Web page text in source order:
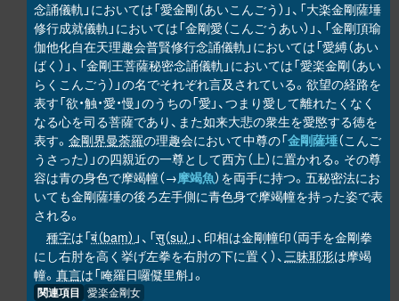
念誦儀軌」においては「愛金剛（あいこんごう）」、「大楽金剛薩埵
修行成就儀軌」においては「金剛愛（こんごうあい）」、「金剛頂瑜
伽他化自在天理趣会普賢修行念誦儀軌」においては「愛縛（あい
ばく）」、「金剛王菩薩秘密念誦儀軌」においては「愛楽金剛（あい
らくこんごう）」の名でそれぞれ言及されている。欲望の経路を
表す「欲・触・愛・慢」のうちの「愛」、つまり愛して離れたくなく
なる心を司る菩薩であり、また如来大悲の衆生を愛愍する徳を
表す。 金剛界曼荼羅の理趣会において中尊の「金剛薩埵（こんご
うさった）」の四親近の一尊として西方（上）に置かれる。その尊
容は青の身色で摩竭幢（→摩竭魚）を両手に持つ。五秘密法にお
いても金剛薩埵の後ろ左手側に青色身で摩竭幢を持った姿で表
される。
種字は「बं（baṃ） 」、「सु（su） 」、印相は金剛幢印（両手を金剛拳
にし右肘を高く挙げ左拳を右肘の下に置く）、三昧耶形は摩竭
幢。 真言は「唵羅日囉儗里斛」。
関連項目 愛楽金剛女